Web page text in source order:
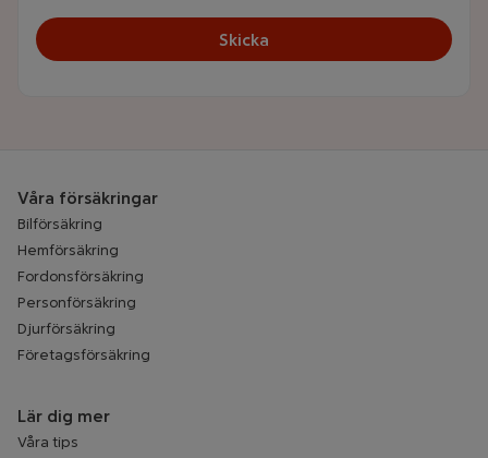
Skicka
Våra försäkringar
Bilförsäkring
Hemförsäkring
Fordonsförsäkring
Personförsäkring
Djurförsäkring
Företagsförsäkring
Lär dig mer
Våra tips